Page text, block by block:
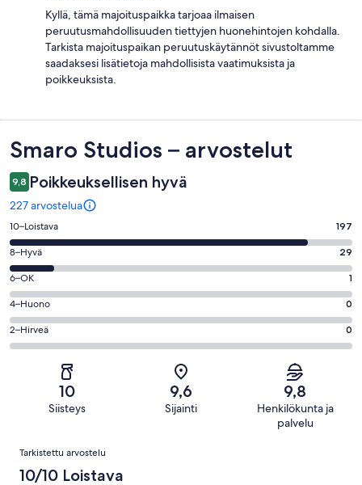
Kyllä, tämä majoituspaikka tarjoaa ilmaisen
peruutusmahdollisuuden tiettyjen huonehintojen kohdalla.
Tarkista majoituspaikan peruutuskäytännöt sivustoltamme
saadaksesi lisätietoja mahdollisista vaatimuksista ja
poikkeuksista.
Arvostelut
Smaro Studios – arvostelut
9,8 Poikkeuksellisen hyvä
227 arvostelua
Arvosana
10
-
Loistava.
197
kautta
227
arvostelua
10–Loistava 197
Arvosana
8
-
Hyvä.
29
kautta
arvostelua
8–Hyvä 29
Arvosana
6
-
OK.
1
arvostelua
6–OK 1
Arvosana
4
-
4–Huono 0
Arvosana
2
arvostelua
2–Hirveä 0
10
Siisteys
9,6
Sijainti
9,8
Henkilökunta ja
palvelu
Arvostelut
Tarkistettu arvostelu
10/10 Loistava